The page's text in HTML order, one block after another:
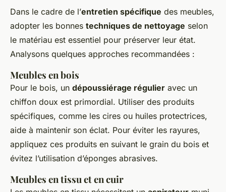
Dans le cadre de l’entretien spécifique des meubles,
adopter les bonnes techniques de nettoyage selon
le matériau est essentiel pour préserver leur état.
Analysons quelques approches recommandées :
Meubles en bois
Pour le bois, un dépoussiérage régulier avec un
chiffon doux est primordial. Utiliser des produits
spécifiques, comme les cires ou huiles protectrices,
aide à maintenir son éclat. Pour éviter les rayures,
appliquez ces produits en suivant le grain du bois et
évitez l’utilisation d’éponges abrasives.
Meubles en tissu et en cuir